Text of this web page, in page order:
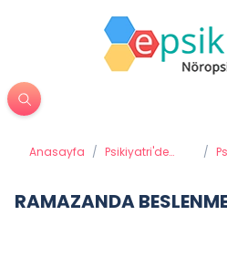
Anasayfa / Psikiyatri'de
/
RAMAZANDA